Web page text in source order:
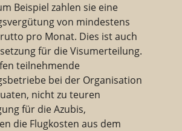
Beispiel zahlen sie eine
von mindestens
pro Monat. Dies ist auch
für die Visumerteilung.
teilnehmende
bei der Organisation
nicht zu teuren
für die Azubis,
die Flugkosten aus dem